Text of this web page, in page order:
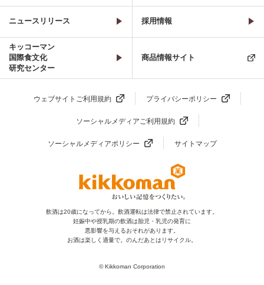
ニュースリリース 採用情報
キッコーマン
国際食文化
研究センター
商品情報サイト
ウェブサイトご利用規約 プライバシーポリシー
ソーシャルメディアご利用規約
ソーシャルメディアポリシー サイトマップ
飲酒は20歳になってから。飲酒運転は法律で禁止されています。
妊娠中や授乳期の飲酒は胎児・乳児の発育に
悪影響を与えるおそれがあります。
お酒は楽しく適量で。のんだあとはリサイクル。
© Kikkoman Corporation